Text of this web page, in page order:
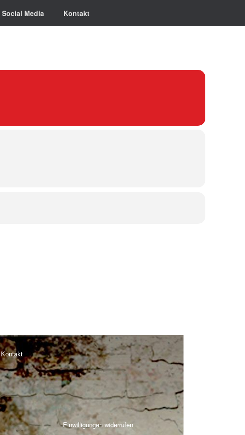
Social Media Kontakt
Kontakt
Einwilligungen widerrufen